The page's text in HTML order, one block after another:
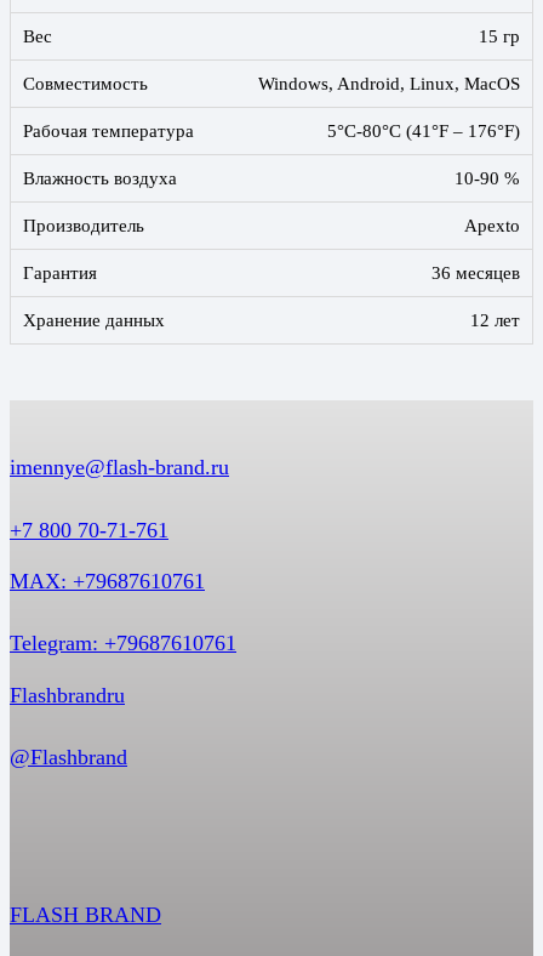
Вес 15 гр
Совместимость Windows, Android, Linux, MacOS
Рабочая температура 5°C-80°C (41°F – 176°F)
Влажность воздуха 10-90 %
Производитель Apexto
Гарантия 36 месяцев
Хранение данных 12 лет
imennye@flash-brand.ru
+7 800 70-71-761
MAX: +79687610761
Telegram: +79687610761
Flashbrandru
@Flashbrand
FLASH BRAND